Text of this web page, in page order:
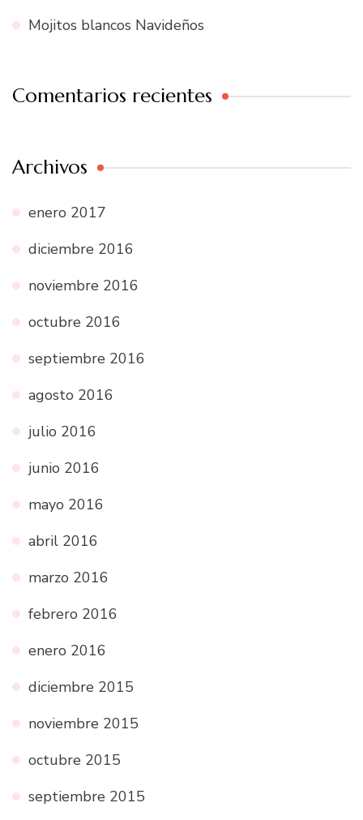
Mojitos blancos Navideños
Comentarios recientes
Archivos
enero 2017
diciembre 2016
noviembre 2016
octubre 2016
septiembre 2016
agosto 2016
julio 2016
junio 2016
mayo 2016
abril 2016
marzo 2016
febrero 2016
enero 2016
diciembre 2015
noviembre 2015
octubre 2015
septiembre 2015